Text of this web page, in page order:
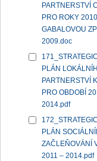
PARTNERSTVÍ
PRO ROKY
GABALOVOU
2009.doc
PLÁN
PARTNERSTVÍ
PRO OBDOBÍ
2014.pdf
PLÁN
ZAČLEŇOVÁNÍ
2011 – 2014.pdf